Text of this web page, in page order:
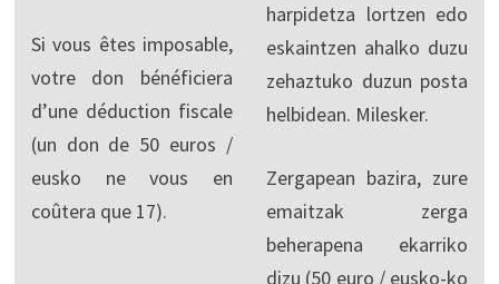
Si vous êtes imposable,
votre don bénéficiera
d’une déduction fiscale
(un don de 50 euros /
eusko ne vous en
coûtera que 17).
harpidetza lortzen edo
eskaintzen ahalko duzu
zehaztuko duzun posta
helbidean. Milesker.
Zergapean bazira, zure
emaitzak zerga
beherapena ekarriko
dizu (50 euro / eusko-ko